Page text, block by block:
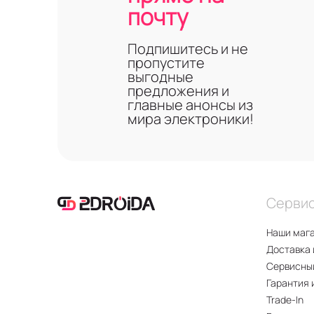
почту
Подпишитесь и не
пропустите
выгодные
предложения и
главные анонсы из
мира электроники!
Наши
Доставка
Гарантия
Trade-In